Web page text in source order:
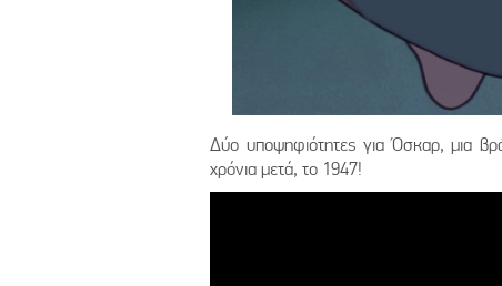
Δύο υποψηφιότητες για Όσκαρ, μια
χρόνια μετά, το 1947!